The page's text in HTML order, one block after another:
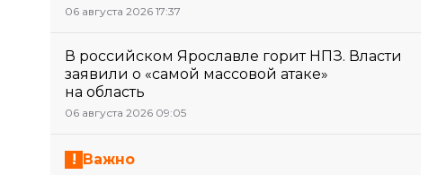
06 августа 2026 17:37
В российском Ярославле горит НПЗ. Власти
заявили о «самой массовой атаке»
на область
06 августа 2026 09:05
Важно